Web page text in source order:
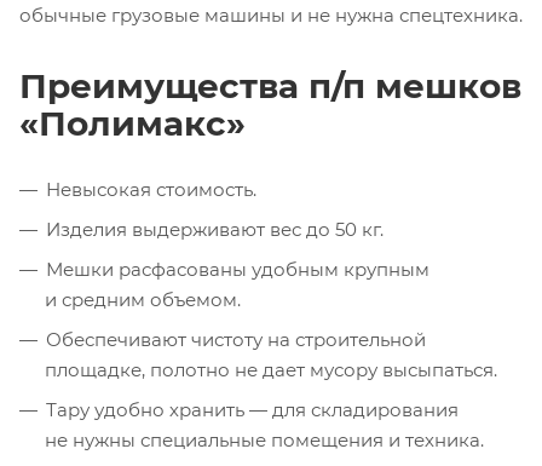
обычные грузовые машины и не нужна спецтехника.
Преимущества п/п мешков
«Полимакс»
Невысокая стоимость.
Изделия выдерживают вес до 50 кг.
Мешки расфасованы удобным крупным
и средним объемом.
Обеспечивают чистоту на строительной
площадке, полотно не дает мусору высыпаться.
Тару удобно хранить — для складирования
не нужны специальные помещения и техника.